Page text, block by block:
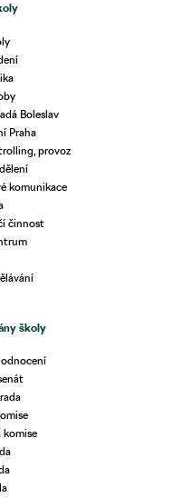
Boleslav
Praha
provoz
komunikace
činnost
školy